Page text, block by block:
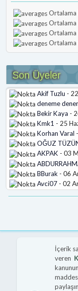
Ortalama
Ortalama
Ortalama
Ortalama
Son Üyeler
Akif Tuzlu -
deneme
Bekir Kaya -
Kmk1 - 25
Korhan Varal
OĞUZ
AKPAK - 03
BBurak - 06
Avci07 - 02
İçerik
veren